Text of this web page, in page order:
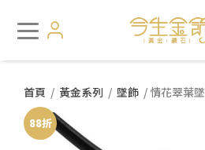
首頁 / 黃金系列 / 墜飾 / 情花翠葉墜
88折